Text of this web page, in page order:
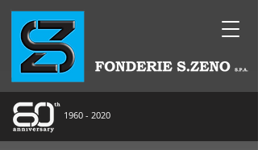
1960 - 2020